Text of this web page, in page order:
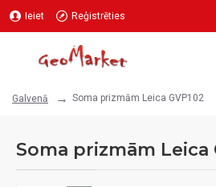
Ieiet Reģistrēties
Galvenā Soma prizmām Leica GVP102
Soma prizmām Leica